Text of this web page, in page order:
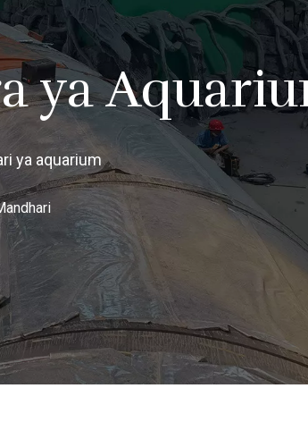
ya
ya aquarium